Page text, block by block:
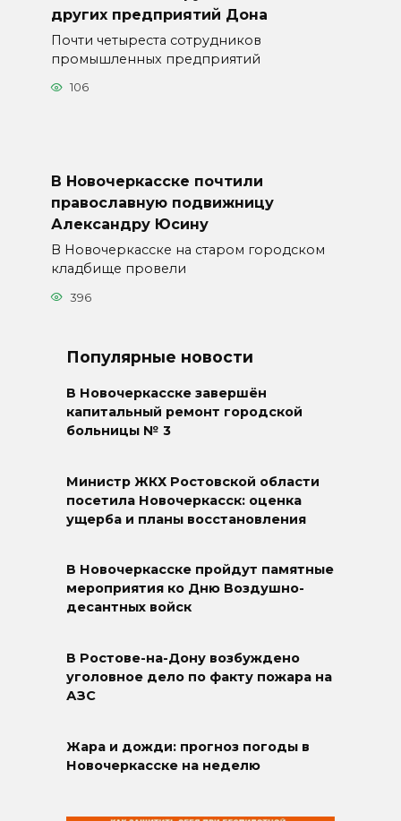
других предприятий Дона
Почти четыреста сотрудников
промышленных предприятий
106
В Новочеркасске почтили
православную подвижницу
Александру Юсину
В Новочеркасске на старом городском
кладбище провели
396
Популярные новости
В Новочеркасске завершён
капитальный ремонт городской
больницы № 3
Министр ЖКХ Ростовской области
посетила Новочеркасск: оценка
ущерба и планы восстановления
В Новочеркасске пройдут памятные
мероприятия ко Дню Воздушно-
десантных войск
В Ростове-на-Дону возбуждено
уголовное дело по факту пожара на
АЗС
Жара и дожди: прогноз погоды в
Новочеркасске на неделю